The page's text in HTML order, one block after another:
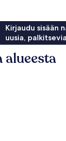
Kirjaudu sisään
uusia,
alueesta